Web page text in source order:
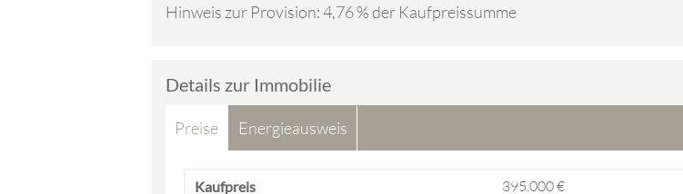
Hinweis zur Provision:4,76 % der Kaufpreissumme
Details zur Immobilie
Preise Energieausweis
Kaufpreis 395.000 €